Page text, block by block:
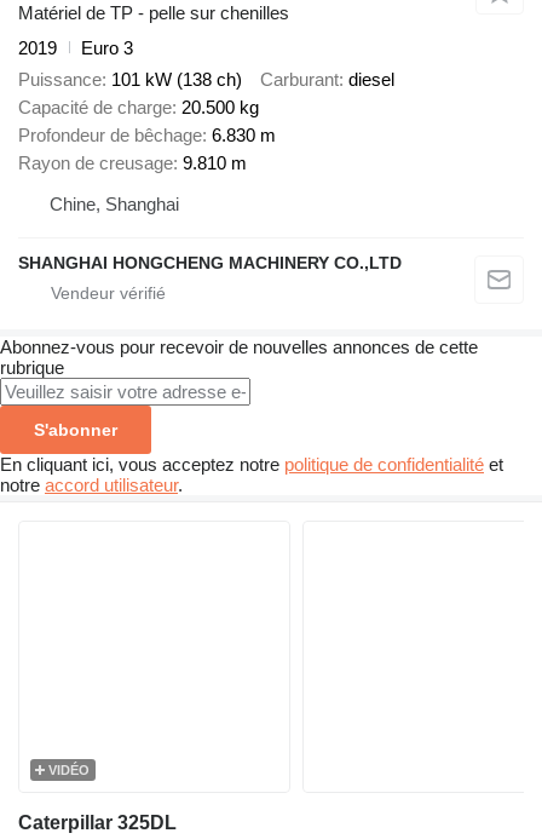
Matériel de TP - pelle sur chenilles
2019
Euro 3
Puissance 101 kW (138 ch) Carburant diesel
Capacité de charge 20.500 kg
Profondeur de bêchage 6.830 m
Rayon de creusage 9.810 m
Chine, Shanghai
SHANGHAI HONGCHENG MACHINERY CO.,LTD
Abonnez-vous pour recevoir de nouvelles annonces de cette
rubrique
S'abonner
En cliquant ici, vous acceptez notre politique de confidentialité et
notre accord utilisateur.
VIDÉO
Caterpillar 325DL